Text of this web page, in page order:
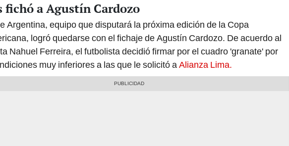
fichó a Agustín Cardozo
Argentina, equipo que disputará la próxima edición de la Copa
logró quedarse con el fichaje de Agustín Cardozo. De acuerdo al
Nahuel Ferreira, el futbolista decidió firmar por el cuadro 'granate' por
muy inferiores a las que le solicitó aAlianza Lima.